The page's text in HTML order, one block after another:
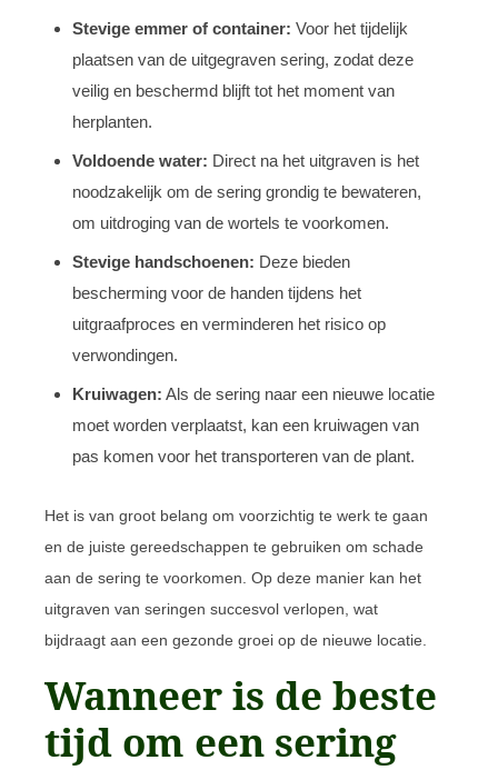
Stevige emmer of container: Voor het tijdelijk
plaatsen van de uitgegraven sering, zodat deze
veilig en beschermd blijft tot het moment van
herplanten.
Voldoende water: Direct na het uitgraven is het
noodzakelijk om de sering grondig te bewateren,
om uitdroging van de wortels te voorkomen.
Stevige handschoenen: Deze bieden
bescherming voor de handen tijdens het
uitgraafproces en verminderen het risico op
verwondingen.
Kruiwagen: Als de sering naar een nieuwe locatie
moet worden verplaatst, kan een kruiwagen van
pas komen voor het transporteren van de plant.
Het is van groot belang om voorzichtig te werk te gaan
en de juiste gereedschappen te gebruiken om schade
aan de sering te voorkomen. Op deze manier kan het
uitgraven van seringen succesvol verlopen, wat
bijdraagt aan een gezonde groei op de nieuwe locatie.
Wanneer is de beste
tijd om een sering